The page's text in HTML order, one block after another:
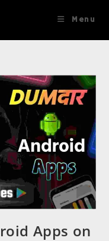
Menu
Apps on